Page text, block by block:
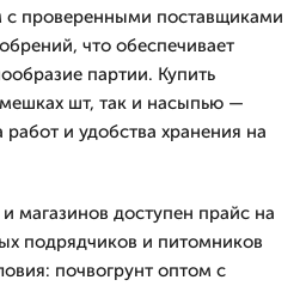
с проверенными поставщиками
что обеспечивает
партии. Купить
шт, так и насыпью —
и удобства хранения на
магазинов доступен прайс на
подрядчиков и питомников
почвогрунт оптом с